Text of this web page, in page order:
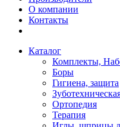
О компании
Контакты
Каталог
Комплекты,
Боры
Гигиена, защита
Ортопедия
Терапия